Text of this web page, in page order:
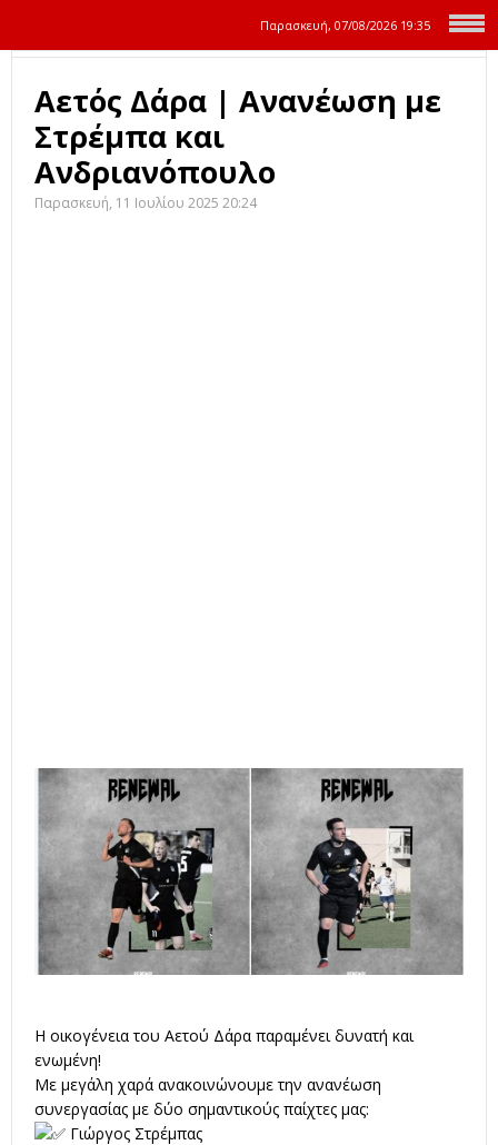
Παρασκευή, 07/08/2026 19:35
Αετός Δάρα | Ανανέωση με
Στρέμπα και
Ανδριανόπουλο
Παρασκευή, 11 Ιουλίου 2025 20:24
Η οικογένεια του Αετού Δάρα παραμένει δυνατή και
ενωμένη!
Με μεγάλη χαρά ανακοινώνουμε την ανανέωση
συνεργασίας με δύο σημαντικούς παίχτες μας:
Γιώργος Στρέμπας